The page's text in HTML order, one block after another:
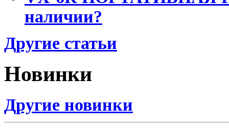
наличии?
Другие статьи
Новинки
Другие новинки